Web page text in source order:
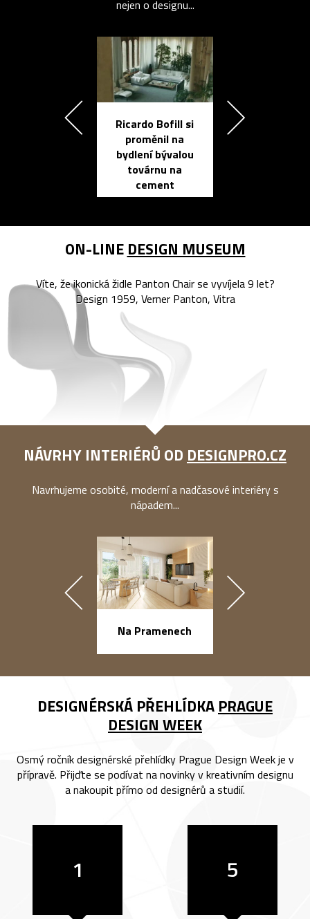
nejen o designu...
Ricardo Bofill si
proměnil na
bydlení bývalou
továrnu na
cement
ON-LINE DESIGN MUSEUM
Víte, že ikonická židle Panton Chair se vyvíjela 9 let?
Design 1959, Verner Panton, Vitra
NÁVRHY INTERIÉRŮ OD DESIGNPRO.CZ
Navrhujeme osobité, moderní a nadčasové interiéry s
nápadem...
Na Pramenech
DESIGNÉRSKÁ PŘEHLÍDKA PRAGUE
DESIGN WEEK
Osmý ročník designérské přehlídky Prague Design Week je v
přípravě. Přijďte se podívat na novinky v kreativním designu
a nakoupit přímo od designérů a studií.
1 5